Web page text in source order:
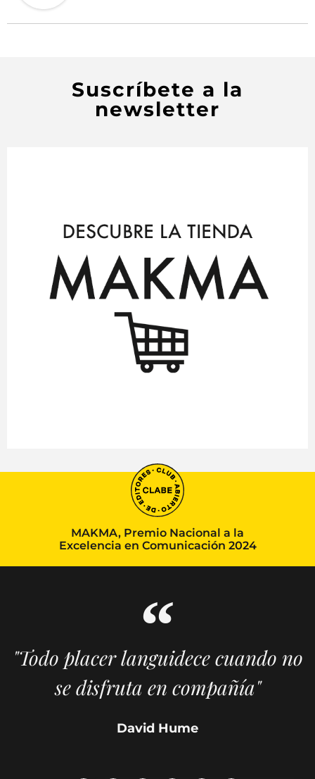
Suscríbete a la
newsletter
MAKMA, Premio Nacional a la
Excelencia en Comunicación 2024
"Todo placer languidece cuando no
se disfruta en compañía"
David Hume